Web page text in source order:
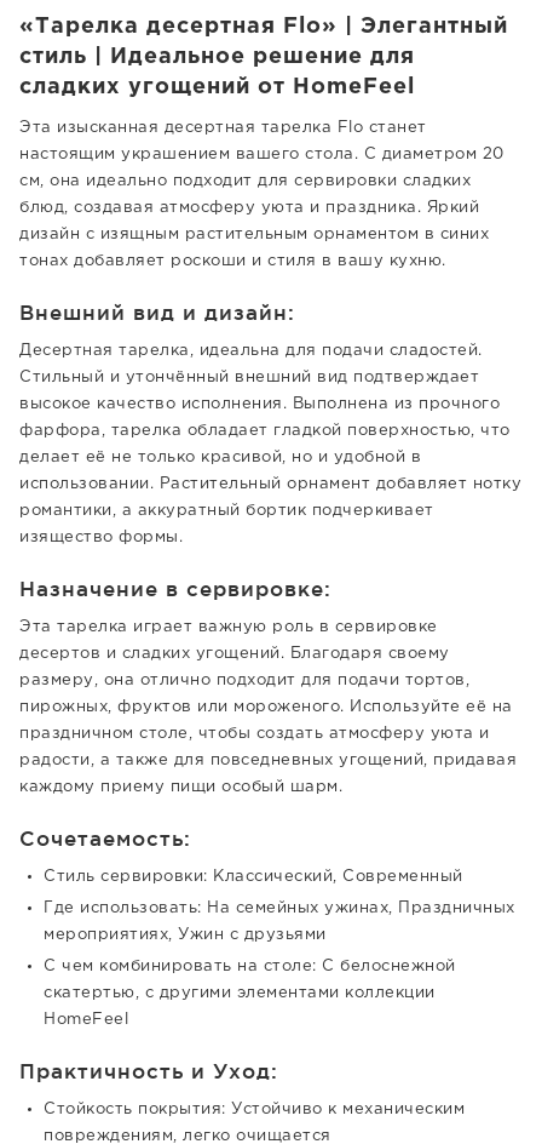
«Тарелка десертная Flo» | Элегантный
стиль | Идеальное решение для
сладких угощений от HomeFeel
Эта изысканная десертная тарелка Flo станет
настоящим украшением вашего стола. С диаметром 20
см, она идеально подходит для сервировки сладких
блюд, создавая атмосферу уюта и праздника. Яркий
дизайн с изящным растительным орнаментом в синих
тонах добавляет роскоши и стиля в вашу кухню.
Внешний вид и дизайн:
Десертная тарелка, идеальна для подачи сладостей.
Стильный и утончённый внешний вид подтверждает
высокое качество исполнения. Выполнена из прочного
фарфора, тарелка обладает гладкой поверхностью, что
делает её не только красивой, но и удобной в
использовании. Растительный орнамент добавляет нотку
романтики, а аккуратный бортик подчеркивает
изящество формы.
Назначение в сервировке:
Эта тарелка играет важную роль в сервировке
десертов и сладких угощений. Благодаря своему
размеру, она отлично подходит для подачи тортов,
пирожных, фруктов или мороженого. Используйте её на
праздничном столе, чтобы создать атмосферу уюта и
радости, а также для повседневных угощений, придавая
каждому приему пищи особый шарм.
Сочетаемость:
Стиль сервировки: Классический, Современный
Где использовать: На семейных ужинах, Праздничных
мероприятиях, Ужин с друзьями
С чем комбинировать на столе: С белоснежной
скатертью, с другими элементами коллекции
HomeFeel
Практичность и Уход:
Стойкость покрытия: Устойчиво к механическим
повреждениям, легко очищается